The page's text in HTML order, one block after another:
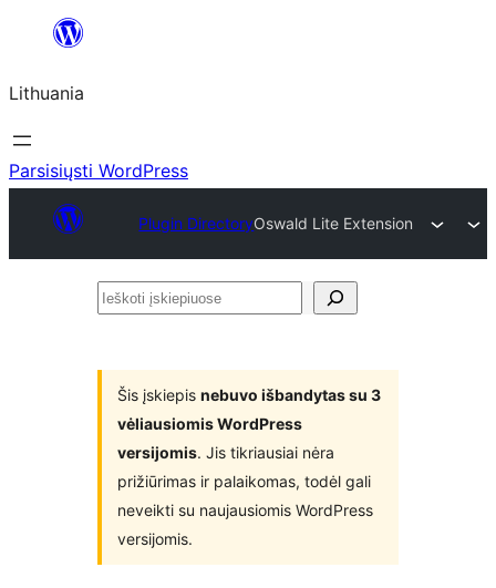
turinio
Lithuania
Parsisiųsti WordPress
Plugin DirectoryOswald Lite Extension
Ieškoti
Šis įskiepis nebuvo išbandytas su 3
vėliausiomis WordPress
versijomis. Jis tikriausiai nėra
prižiūrimas ir palaikomas, todėl gali
neveikti su naujausiomis WordPress
versijomis.